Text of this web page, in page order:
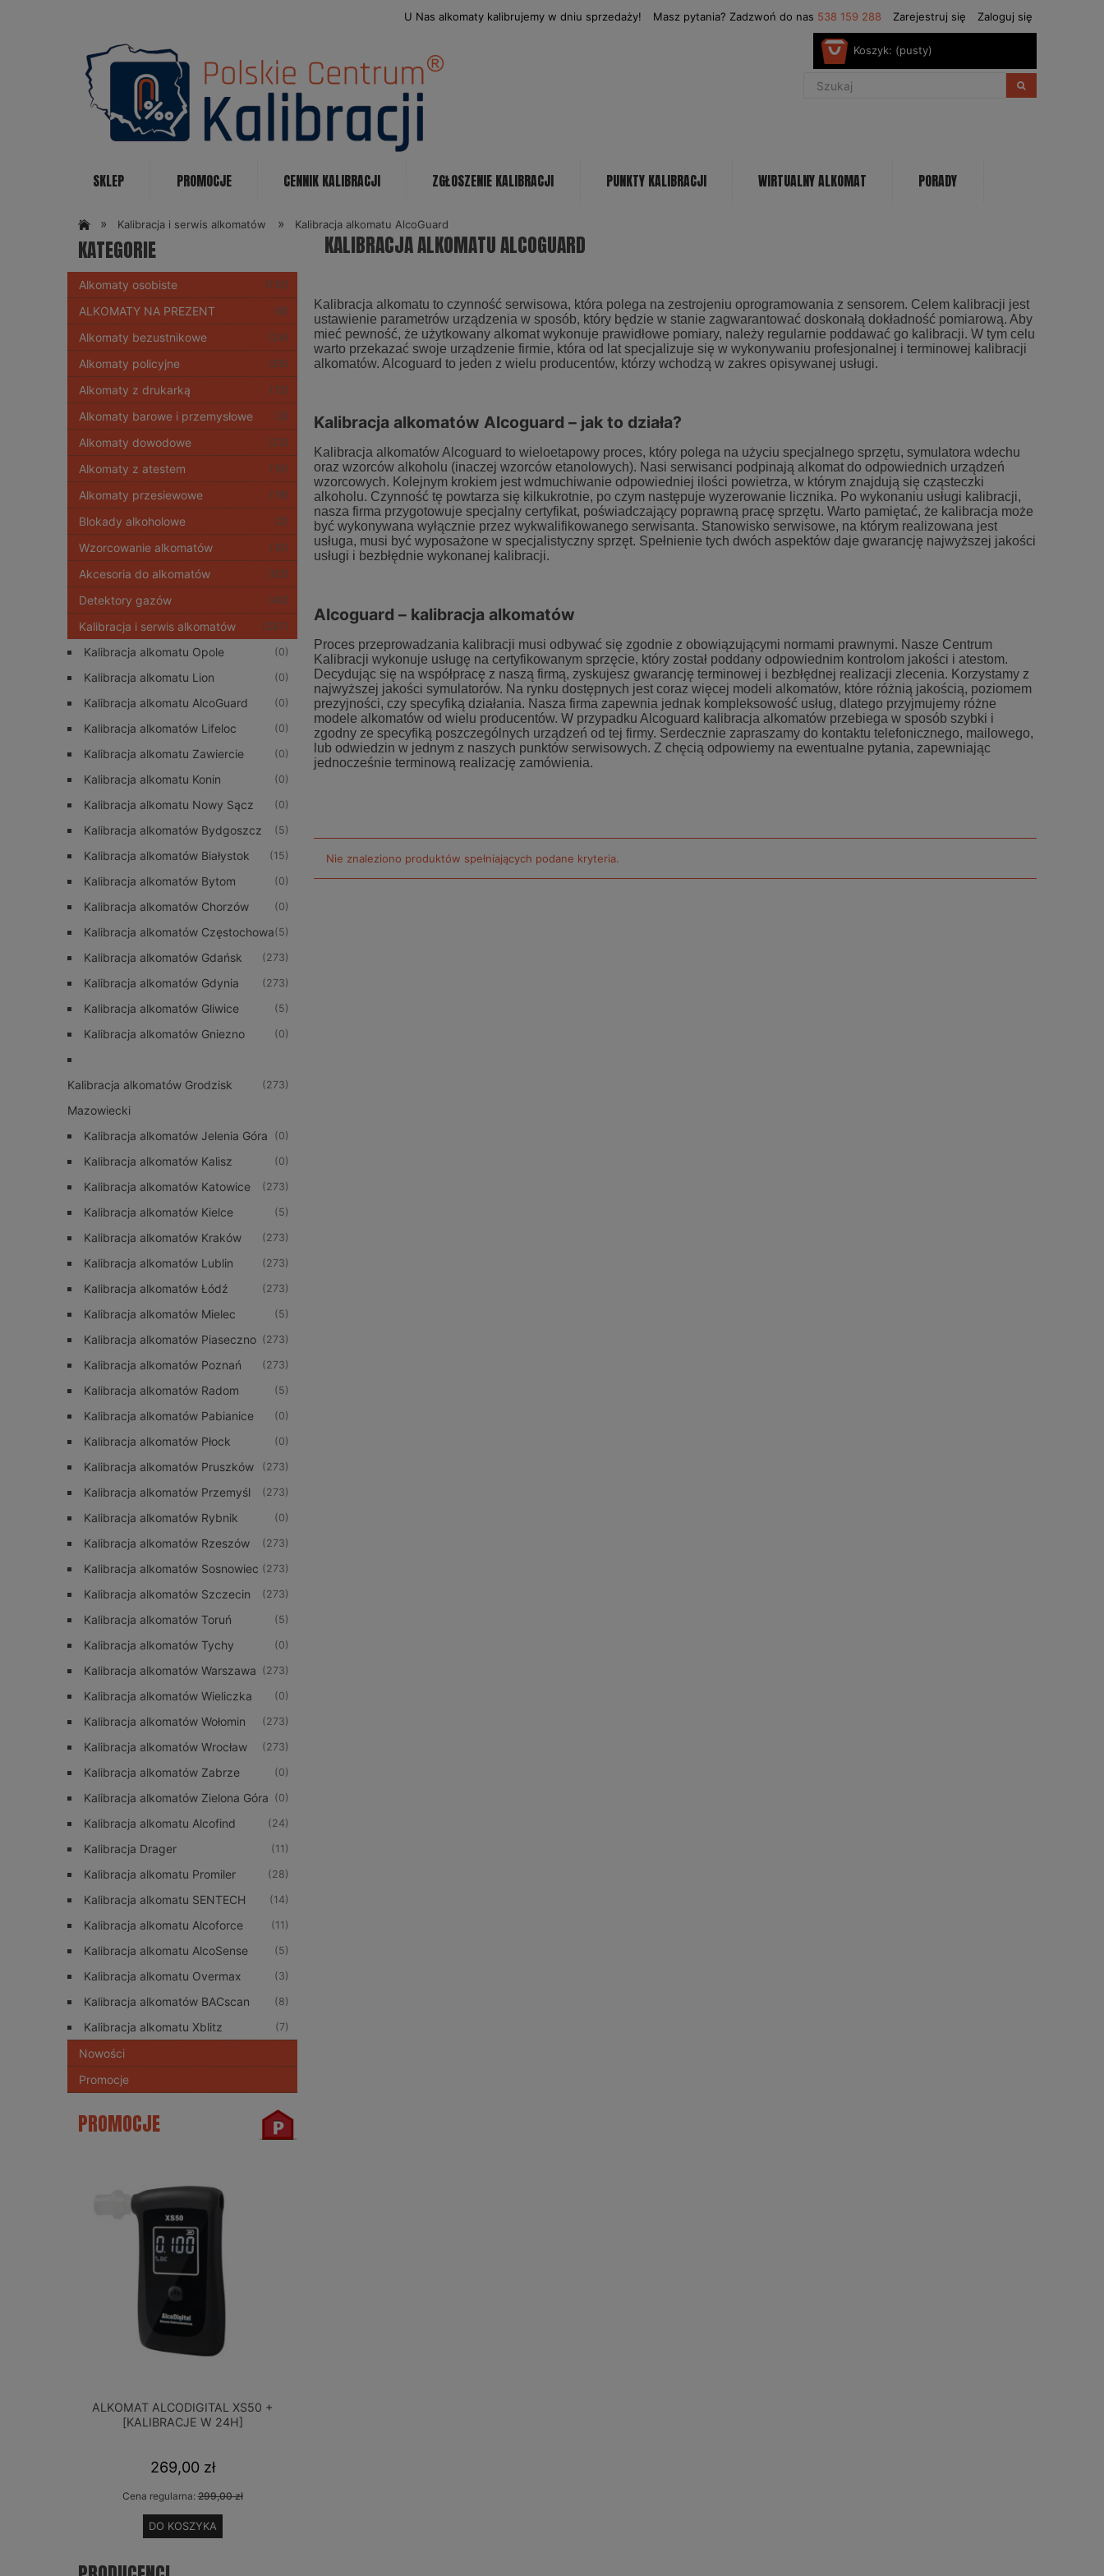
U Nas alkomaty kalibrujemy w dniu sprzedaży! Masz pytania? Zadzwoń do nas 538 159 288 Zarejestruj się Zaloguj się
Koszyk: (pusty)
SKLEP PROMOCJE CENNIK KALIBRACJI ZGŁOSZENIE KALIBRACJI PUNKTY KALIBRACJI WIRTUALNY ALKOMAT PORADY
KONTAKT
» Kalibracja i serwis alkomatów » Kalibracja alkomatu AlcoGuard
KATEGORIE
Alkomaty osobiste (110)
ALKOMATY NA PREZENT (6)
Alkomaty bezustnikowe (24)
Alkomaty policyjne (26)
Alkomaty z drukarką (12)
Alkomaty barowe i przemysłowe (3)
Alkomaty dowodowe (23)
Alkomaty z atestem (16)
Alkomaty przesiewowe (19)
Blokady alkoholowe (2)
Wzorcowanie alkomatów (10)
Akcesoria do alkomatów (63)
Detektory gazów (40)
Kalibracja i serwis alkomatów (287)
Kalibracja alkomatu Opole (0)
Kalibracja alkomatu Lion (0)
Kalibracja alkomatu AlcoGuard (0)
Kalibracja alkomatów Lifeloc (0)
Kalibracja alkomatu Zawiercie (0)
Kalibracja alkomatu Konin (0)
Kalibracja alkomatu Nowy Sącz (0)
Kalibracja alkomatów Bydgoszcz (5)
Kalibracja alkomatów Białystok (15)
Kalibracja alkomatów Bytom (0)
Kalibracja alkomatów Chorzów (0)
Kalibracja alkomatów Częstochowa(5)
Kalibracja alkomatów Gdańsk (273)
Kalibracja alkomatów Gdynia (273)
Kalibracja alkomatów Gliwice (5)
Kalibracja alkomatów Gniezno (0)
Kalibracja alkomatów Grodzisk
Mazowiecki
(273)
Kalibracja alkomatów Jelenia Góra (0)
Kalibracja alkomatów Kalisz (0)
Kalibracja alkomatów Katowice (273)
Kalibracja alkomatów Kielce (5)
Kalibracja alkomatów Kraków (273)
Kalibracja alkomatów Lublin (273)
Kalibracja alkomatów Łódź (273)
Kalibracja alkomatów Mielec (5)
Kalibracja alkomatów Piaseczno (273)
Kalibracja alkomatów Poznań (273)
Kalibracja alkomatów Radom (5)
Kalibracja alkomatów Pabianice (0)
Kalibracja alkomatów Płock (0)
Kalibracja alkomatów Pruszków (273)
Kalibracja alkomatów Przemyśl (273)
Kalibracja alkomatów Rybnik (0)
Kalibracja alkomatów Rzeszów (273)
Kalibracja alkomatów Sosnowiec (273)
Kalibracja alkomatów Szczecin (273)
Kalibracja alkomatów Toruń (5)
Kalibracja alkomatów Tychy (0)
Kalibracja alkomatów Warszawa (273)
Kalibracja alkomatów Wieliczka (0)
Kalibracja alkomatów Wołomin (273)
Kalibracja alkomatów Wrocław (273)
Kalibracja alkomatów Zabrze (0)
Kalibracja alkomatów Zielona Góra (0)
Kalibracja alkomatu Alcofind (24)
Kalibracja Drager (11)
Kalibracja alkomatu Promiler (28)
Kalibracja alkomatu SENTECH (14)
Kalibracja alkomatu Alcoforce (11)
Kalibracja alkomatu AlcoSense (5)
Kalibracja alkomatu Overmax (3)
Kalibracja alkomatów BACscan (8)
Kalibracja alkomatu Xblitz (7)
Nowości
Promocje
PROMOCJE
ALKOMAT ALCODIGITAL XS50 +
[KALIBRACJE W 24H]
269,00 zł
Cena regularna:299,00 zł
DO KOSZYKA
KALIBRACJA ALKOMATU ALCOGUARD
Kalibracja alkomatu to czynność serwisowa, która polega na zestrojeniu oprogramowania z sensorem. Celem kalibracji jest
ustawienie parametrów urządzenia w sposób, który będzie w stanie zagwarantować doskonałą dokładność pomiarową. Aby
mieć pewność, że użytkowany alkomat wykonuje prawidłowe pomiary, należy regularnie poddawać go kalibracji. W tym celu
warto przekazać swoje urządzenie firmie, która od lat specjalizuje się w wykonywaniu profesjonalnej i terminowej kalibracji
alkomatów. Alcoguard to jeden z wielu producentów, którzy wchodzą w zakres opisywanej usługi.
Kalibracja alkomatów Alcoguard – jak to działa?
Kalibracja alkomatów Alcoguard to wieloetapowy proces, który polega na użyciu specjalnego sprzętu, symulatora wdechu
oraz wzorców alkoholu (inaczej wzorców etanolowych). Nasi serwisanci podpinają alkomat do odpowiednich urządzeń
wzorcowych. Kolejnym krokiem jest wdmuchiwanie odpowiedniej ilości powietrza, w którym znajdują się cząsteczki
alkoholu. Czynność tę powtarza się kilkukrotnie, po czym następuje wyzerowanie licznika. Po wykonaniu usługi kalibracji,
nasza firma przygotowuje specjalny certyfikat, poświadczający poprawną pracę sprzętu. Warto pamiętać, że kalibracja może
być wykonywana wyłącznie przez wykwalifikowanego serwisanta. Stanowisko serwisowe, na którym realizowana jest
usługa, musi być wyposażone w specjalistyczny sprzęt. Spełnienie tych dwóch aspektów daje gwarancję najwyższej jakości
usługi i bezbłędnie wykonanej kalibracji.
Alcoguard – kalibracja alkomatów
Proces przeprowadzania kalibracji musi odbywać się zgodnie z obowiązującymi normami prawnymi. Nasze Centrum
Kalibracji wykonuje usługę na certyfikowanym sprzęcie, który został poddany odpowiednim kontrolom jakości i atestom.
Decydując się na współpracę z naszą firmą, zyskujesz gwarancję terminowej i bezbłędnej realizacji zlecenia. Korzystamy z
najwyższej jakości symulatorów. Na rynku dostępnych jest coraz więcej modeli alkomatów, które różnią jakością, poziomem
prezyjności, czy specyfiką działania. Nasza firma zapewnia jednak kompleksowość usług, dlatego przyjmujemy różne
modele alkomatów od wielu producentów. W przypadku Alcoguard kalibracja alkomatów przebiega w sposób szybki i
zgodny ze specyfiką poszczególnych urządzeń od tej firmy. Serdecznie zapraszamy do kontaktu telefonicznego, mailowego,
lub odwiedzin w jednym z naszych punktów serwisowych. Z chęcią odpowiemy na ewentualne pytania, zapewniając
jednocześnie terminową realizację zamówienia.
Nie znaleziono produktów spełniających podane kryteria.